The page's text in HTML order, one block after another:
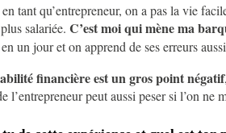
tant qu’entrepreneur, on a pas la vie
salariée. C’est moi qui mène ma
en un jour et on apprend de ses erreurs
financière est un gros point négatif
l’entrepreneur peut aussi peser si l’on